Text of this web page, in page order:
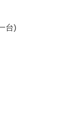
台)